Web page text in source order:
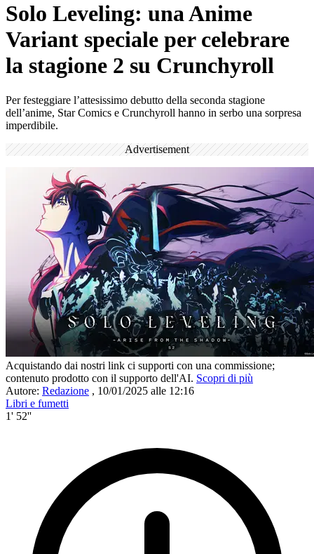
Solo Leveling: una Anime
Variant speciale per celebrare
la stagione 2 su Crunchyroll
Per festeggiare l’attesissimo debutto della seconda stagione
dell’anime, Star Comics e Crunchyroll hanno in serbo una sorpresa
imperdibile.
Advertisement
Acquistando dai nostri link ci supporti con una commissione;
contenuto prodotto con il supporto dell'AI. Scopri di più
Autore: Redazione , 10/01/2025 alle 12:16
Libri e fumetti
1' 52''